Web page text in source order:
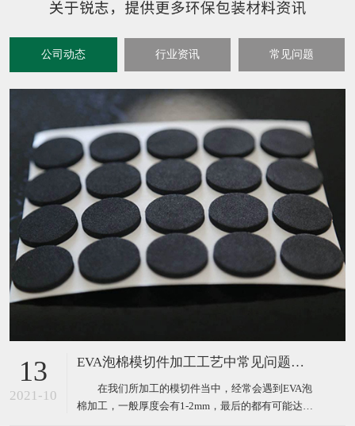
公司动态 行业资讯 常见问题
13
2021-10
EVA泡棉模切件加工工艺中常见问题分析
在我们所加工的模切件当中，经常会遇到EVA泡
棉加工，一般厚度会有1-2mm，最后的都有可能达到